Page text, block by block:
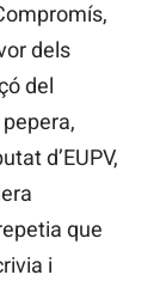
dels
del
d’EUPV,
que
i